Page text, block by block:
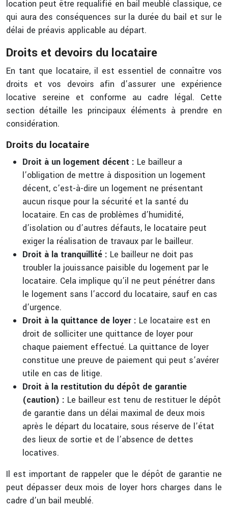
location peut être requalifié en bail meublé classique, ce
qui aura des conséquences sur la durée du bail et sur le
délai de préavis applicable au départ.
Droits et devoirs du locataire
En tant que locataire, il est essentiel de connaître vos
droits et vos devoirs afin d’assurer une expérience
locative sereine et conforme au cadre légal. Cette
section détaille les principaux éléments à prendre en
considération.
Droits du locataire
Droit à un logement décent : Le bailleur a
l’obligation de mettre à disposition un logement
décent, c’est-à-dire un logement ne présentant
aucun risque pour la sécurité et la santé du
locataire. En cas de problèmes d’humidité,
d’isolation ou d’autres défauts, le locataire peut
exiger la réalisation de travaux par le bailleur.
Droit à la tranquillité : Le bailleur ne doit pas
troubler la jouissance paisible du logement par le
locataire. Cela implique qu’il ne peut pénétrer dans
le logement sans l’accord du locataire, sauf en cas
d’urgence.
Droit à la quittance de loyer : Le locataire est en
droit de solliciter une quittance de loyer pour
chaque paiement effectué. La quittance de loyer
constitue une preuve de paiement qui peut s’avérer
utile en cas de litige.
Droit à la restitution du dépôt de garantie
(caution) : Le bailleur est tenu de restituer le dépôt
de garantie dans un délai maximal de deux mois
après le départ du locataire, sous réserve de l’état
des lieux de sortie et de l’absence de dettes
locatives.
Il est important de rappeler que le dépôt de garantie ne
peut dépasser deux mois de loyer hors charges dans le
cadre d’un bail meublé.